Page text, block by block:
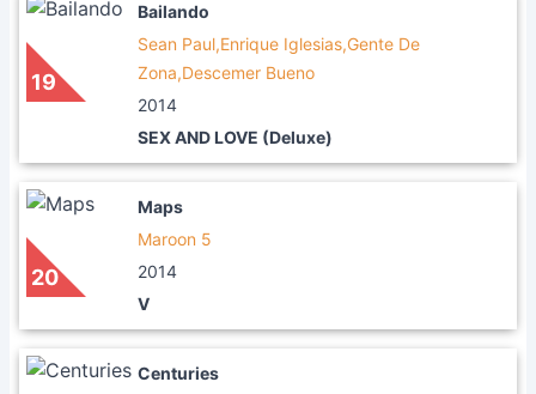
19
Bailando
Sean Paul,Enrique Iglesias,Gente De
Zona,Descemer Bueno
2014
SEX AND LOVE (Deluxe)
20
Maps
Maroon 5
2014
V
Centuries